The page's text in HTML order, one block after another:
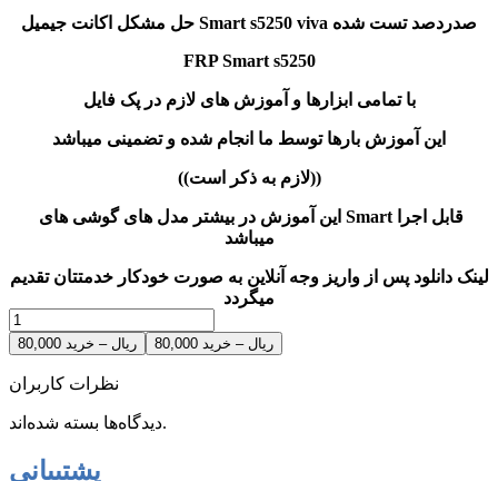
حل مشکل اکانت جیمیل Smart s5250 viva صدردصد تست شده
FRP Smart s5250
با تمامی ابزارها و آموزش های لازم در پک فایل
این آموزش بارها توسط ما انجام شده و تضمینی میباشد
((لازم به ذکر است))
میباشد
لینک دانلود پس از واریز وجه آنلاین به صورت خودکار خدمتتان تقدیم
میگردد
80,000 ریال – خرید
نظرات کاربران
دیدگاه‌ها بسته شده‌اند.
پشتیبانی